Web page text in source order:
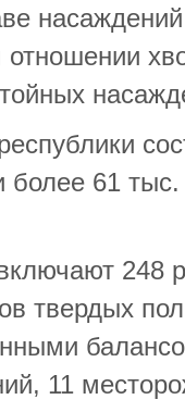
более 61
248
твердых
11